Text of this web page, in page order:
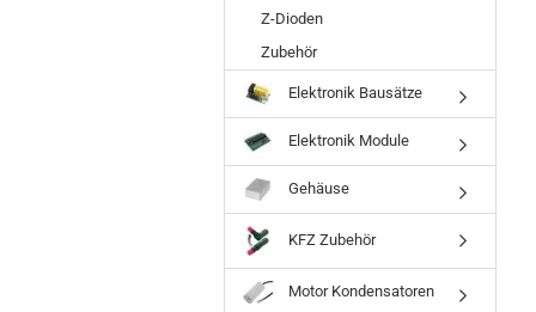
Z-Dioden
Zubehör
Elektronik Bausätze
Elektronik Module
Gehäuse
KFZ Zubehör
Motor Kondensatoren